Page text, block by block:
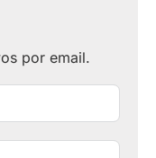
por email.